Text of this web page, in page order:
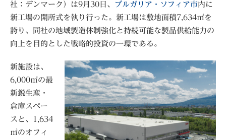
社：デンマーク）は9月30日、
ブルガリア・ソフィア市内に
新工場の開所式を執り行った。新工場は敷地面積7,634㎡を
誇り、同社の地域製造体制強化と持続可能な製品供給能力の
向上を目的とした戦略的投資の一環である。
新施設は、
6,000㎡の最
新鋭生産・
倉庫スペー
スと、1,634
㎡のオフィ